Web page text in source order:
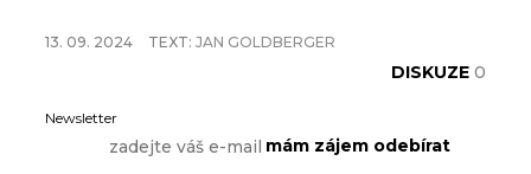
13. 09. 2024 TEXT: JAN GOLDBERGER
DISKUZE 0
Newsletter